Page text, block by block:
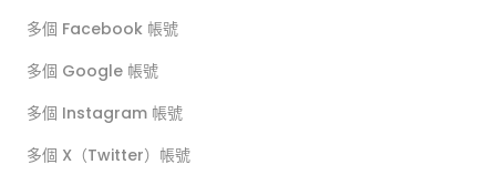
多個 Facebook 帳號
多個 Google 帳號
多個 Instagram 帳號
多個 X（Twitter）帳號